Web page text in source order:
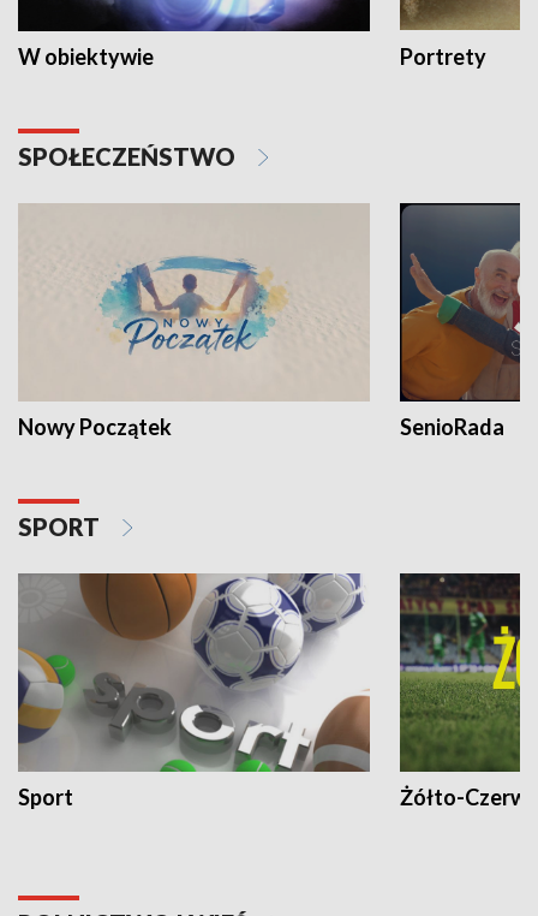
W obiektywie Portrety
SPOŁECZEŃSTWO
Nowy Początek SenioRada
SPORT
Sport Żółto-